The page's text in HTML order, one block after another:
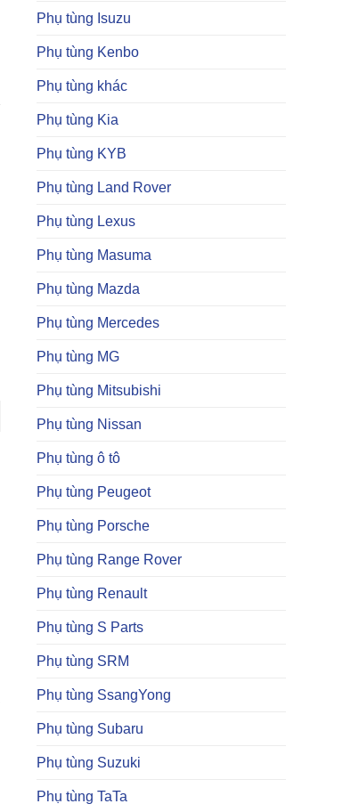
Phụ tùng Isuzu
Phụ tùng Kenbo
Phụ tùng khác
Phụ tùng Kia
Phụ tùng KYB
Phụ tùng Land Rover
Phụ tùng Lexus
Phụ tùng Masuma
Phụ tùng Mazda
Phụ tùng Mercedes
Phụ tùng MG
Phụ tùng Mitsubishi
Phụ tùng Nissan
Phụ tùng ô tô
Phụ tùng Peugeot
Phụ tùng Porsche
Phụ tùng Range Rover
Phụ tùng Renault
Phụ tùng S Parts
Phụ tùng SRM
Phụ tùng SsangYong
Phụ tùng Subaru
Phụ tùng Suzuki
Phụ tùng TaTa